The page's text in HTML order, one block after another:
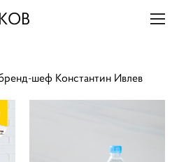
шеф Константин Ивлев